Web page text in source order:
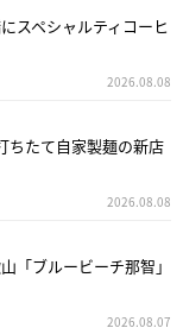
スペシャルティコーヒ
2026.08.08
ちたて自家製麺の新店
2026.08.08
「ブルービーチ那智」
2026.08.07